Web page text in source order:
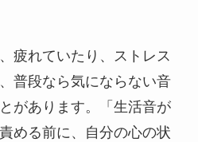
疲れていたり、ストレス
普段なら気にならない音
があります。「生活音が
める前に、自分の心の状